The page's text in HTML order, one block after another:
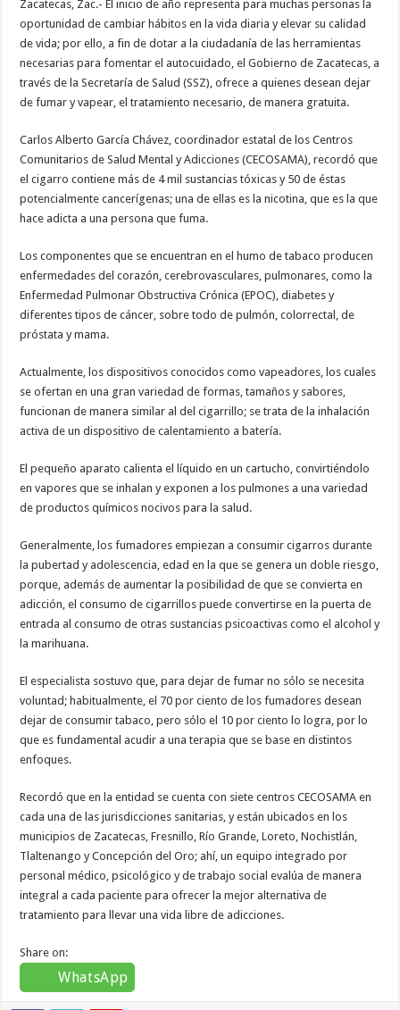
Zacatecas, Zac.- El inicio de año representa para muchas personas la
oportunidad de cambiar hábitos en la vida diaria y elevar su calidad
de vida; por ello, a fin de dotar a la ciudadanía de las herramientas
necesarias para fomentar el autocuidado, el Gobierno de Zacatecas, a
través de la Secretaría de Salud (SSZ), ofrece a quienes desean dejar
de fumar y vapear, el tratamiento necesario, de manera gratuita.
Carlos Alberto García Chávez, coordinador estatal de los Centros
Comunitarios de Salud Mental y Adicciones (CECOSAMA), recordó que
el cigarro contiene más de 4 mil sustancias tóxicas y 50 de éstas
potencialmente cancerígenas; una de ellas es la nicotina, que es la que
hace adicta a una persona que fuma.
Los componentes que se encuentran en el humo de tabaco producen
enfermedades del corazón, cerebrovasculares, pulmonares, como la
Enfermedad Pulmonar Obstructiva Crónica (EPOC), diabetes y
diferentes tipos de cáncer, sobre todo de pulmón, colorrectal, de
próstata y mama.
Actualmente, los dispositivos conocidos como vapeadores, los cuales
se ofertan en una gran variedad de formas, tamaños y sabores,
funcionan de manera similar al del cigarrillo; se trata de la inhalación
activa de un dispositivo de calentamiento a batería.
El pequeño aparato calienta el líquido en un cartucho, convirtiéndolo
en vapores que se inhalan y exponen a los pulmones a una variedad
de productos químicos nocivos para la salud.
Generalmente, los fumadores empiezan a consumir cigarros durante
la pubertad y adolescencia, edad en la que se genera un doble riesgo,
porque, además de aumentar la posibilidad de que se convierta en
adicción, el consumo de cigarrillos puede convertirse en la puerta de
entrada al consumo de otras sustancias psicoactivas como el alcohol y
la marihuana.
El especialista sostuvo que, para dejar de fumar no sólo se necesita
voluntad; habitualmente, el 70 por ciento de los fumadores desean
dejar de consumir tabaco, pero sólo el 10 por ciento lo logra, por lo
que es fundamental acudir a una terapia que se base en distintos
enfoques.
Recordó que en la entidad se cuenta con siete centros CECOSAMA en
cada una de las jurisdicciones sanitarias, y están ubicados en los
municipios de Zacatecas, Fresnillo, Río Grande, Loreto, Nochistlán,
Tlaltenango y Concepción del Oro; ahí, un equipo integrado por
personal médico, psicológico y de trabajo social evalúa de manera
integral a cada paciente para ofrecer la mejor alternativa de
tratamiento para llevar una vida libre de adicciones.
Share on:
WhatsApp